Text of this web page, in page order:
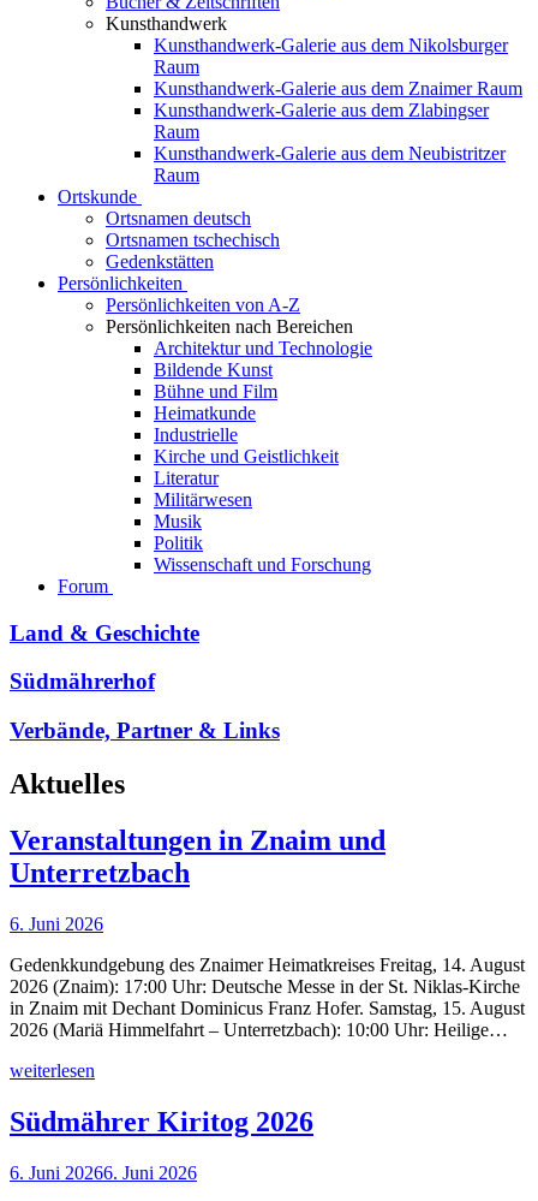
Kunsthandwerk
Kunsthandwerk-Galerie aus dem Nikolsburger
Raum
Kunsthandwerk-Galerie aus dem Znaimer Raum
Kunsthandwerk-Galerie aus dem Zlabingser
Raum
Kunsthandwerk-Galerie aus dem Neubistritzer
Raum
Ortskunde
Ortsnamen deutsch
Ortsnamen tschechisch
Gedenkstätten
Persönlichkeiten
Persönlichkeiten von A-Z
Persönlichkeiten nach Bereichen
Architektur und Technologie
Bildende Kunst
Bühne und Film
Heimatkunde
Industrielle
Kirche und Geistlichkeit
Literatur
Militärwesen
Musik
Politik
Wissenschaft und Forschung
Forum
Land & Geschichte
Südmährerhof
Verbände, Partner & Links
Aktuelles
Veranstaltungen in Znaim und
Unterretzbach
6. Juni 2026
Gedenkkundgebung des Znaimer Heimatkreises Freitag, 14. August
2026 (Znaim): 17:00 Uhr: Deutsche Messe in der St. Niklas-Kirche
in Znaim mit Dechant Dominicus Franz Hofer. Samstag, 15. August
2026 (Mariä Himmelfahrt – Unterretzbach): 10:00 Uhr: Heilige…
weiterlesen
Südmährer Kiritog 2026
6. Juni 20266. Juni 2026